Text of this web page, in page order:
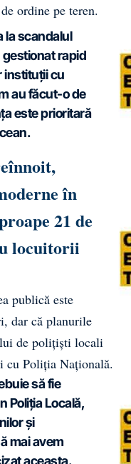
ordine pe teren.
la scandalul
rapid
instituții cu
au făcut-o de
este prioritară
în
21 de
locuitorii
publică este
dar că planurile
de polițiști locali
cu Poliția Națională.
să fie
Poliția Locală,
și
mai avem
aceasta.